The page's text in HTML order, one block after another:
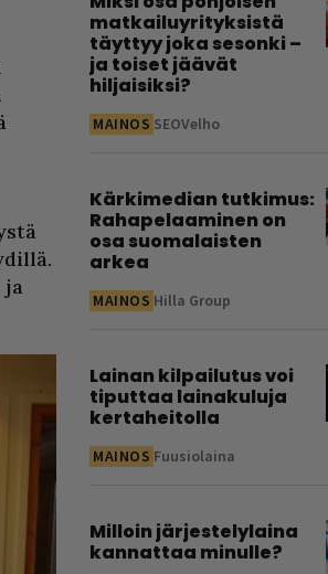
ja
matkailuyrityksistä
täyttyy joka sesonki –
ja toiset jäävät
hiljaisiksi?
MAINOS SEOVelho
Kärkimedian tutkimus:
Rahapelaaminen on
osa suomalaisten
arkea
MAINOS Hilla Group
Lainan kilpailutus voi
tiputtaa lainakuluja
kertaheitolla
MAINOS Fuusiolaina
Milloin järjestelylaina
kannattaa minulle?